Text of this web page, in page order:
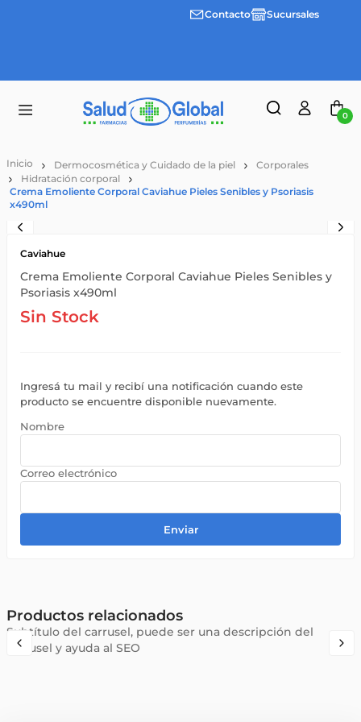
Envíos
Contacto Sucursales
0
Dermocosmética y Cuidado de la piel
Corporales
Hidratación corporal
Crema Emoliente Corporal Caviahue Pieles Senibles y Psoriasis
x490ml
Caviahue
Crema Emoliente Corporal Caviahue Pieles Senibles y
Psoriasis x490ml
Sin Stock
Ingresá tu mail y recibí una notificación cuando este
producto se encuentre disponible nuevamente.
Enviar
Productos relacionados
Subtítulo del carrusel, puede ser una descripción del
carrusel y ayuda al SEO